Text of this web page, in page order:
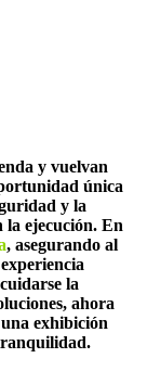
y vuelvan
única
y la
la ejecución. En
, asegurando al
la
ahora
exhibición